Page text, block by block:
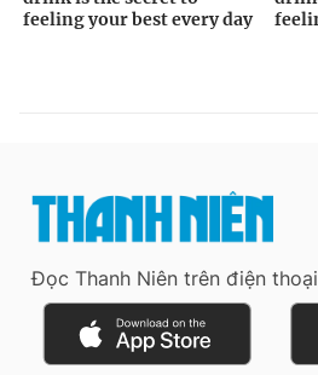
Đọc Thanh Niên trên điện thoại